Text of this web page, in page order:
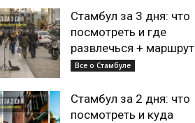
Стамбул за 3 дня: что
посмотреть и где
развлечься + маршрут
Все о Стамбуле
Стамбул за 2 дня: что
посмотреть и куда